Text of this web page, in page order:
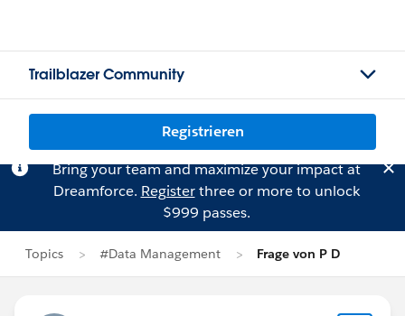
Trailblazer Community
Registrieren
Bring your team and maximize your impact at
Dreamforce. Registerthree or more to unlock
$999 passes.
Topics #Data Management Frage von P D